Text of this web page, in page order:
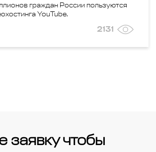
граждан России пользуются
YouTube.
2131
заявку чтобы